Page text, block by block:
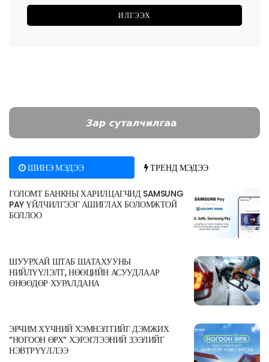
ШИНЭ МЭДЭЭ ТРЕНД МЭДЭЭ
ГОЛОМТ БАНКНЫ ХАРИЛЦАГЧИД SAMSUNG
PAY ҮЙЛЧИЛГЭЭГ АШИГЛАХ БОЛОМЖТОЙ
БОЛЛОО
ШУУРХАЙ ШТАБ ШАТАХУУНЫ
НИЙЛҮҮЛЭЛТ, НӨӨЦИЙН АСУУДЛААР
ӨНӨӨДӨР ХУРАЛДАНА
ЭРЧИМ ХҮЧНИЙ ХЭМНЭЛТИЙГ ДЭМЖИХ
“НОГООН ӨРХ” ХЭРЭГЛЭЭНИЙ ЗЭЭЛИЙГ
НЭВТРҮҮЛЛЭЭ